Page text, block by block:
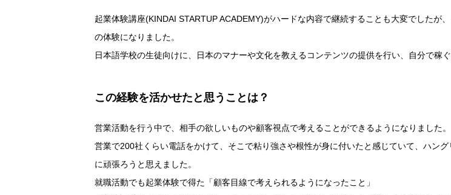
起業体験講座(KINDAI STARTUP ACADEMY)がハードな内容で継続することも大変でした
の体験になりました。
日本語学校の生徒向けに、日本のマナーや文化を教えるコンテンツの提供を行い、自分で稼
この経験を活かせたと思うことは？
営業活動を行う中で、相手の欲しいものや顧客視点で考えることができるようになりました。
営業で200社くらい電話をかけて、そこで粘り強さや根性が身に付いたと感じていて、ハン
に頑張ろうと思えました。
就職活動でも起業体験で得た「顧客目線で考えられるようになったこと」